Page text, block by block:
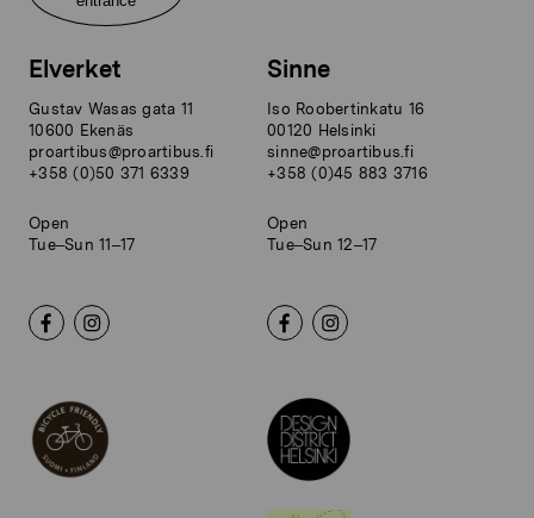
Elverket
Gustav Wasas gata 11
10600 Ekenäs
proartibus@proartibus.fi
+358 (0)50 371 6339
Open
Tue–Sun 11–17
Sinne
Iso Roobertinkatu 16
00120 Helsinki
sinne@proartibus.fi
+358 (0)45 883 3716
Open
Tue–Sun 12–17